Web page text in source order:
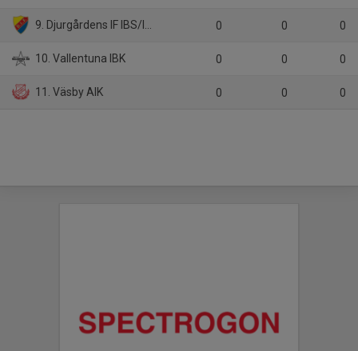
9. Djurgårdens IF IBS/IBF Offensiv Lidingö 0 0 0
10. Vallentuna IBK 0 0 0
11. Väsby AIK 0 0 0